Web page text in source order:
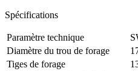
Spécifications
Paramètre technique
Diamètre du trou de forage
Tiges de forage